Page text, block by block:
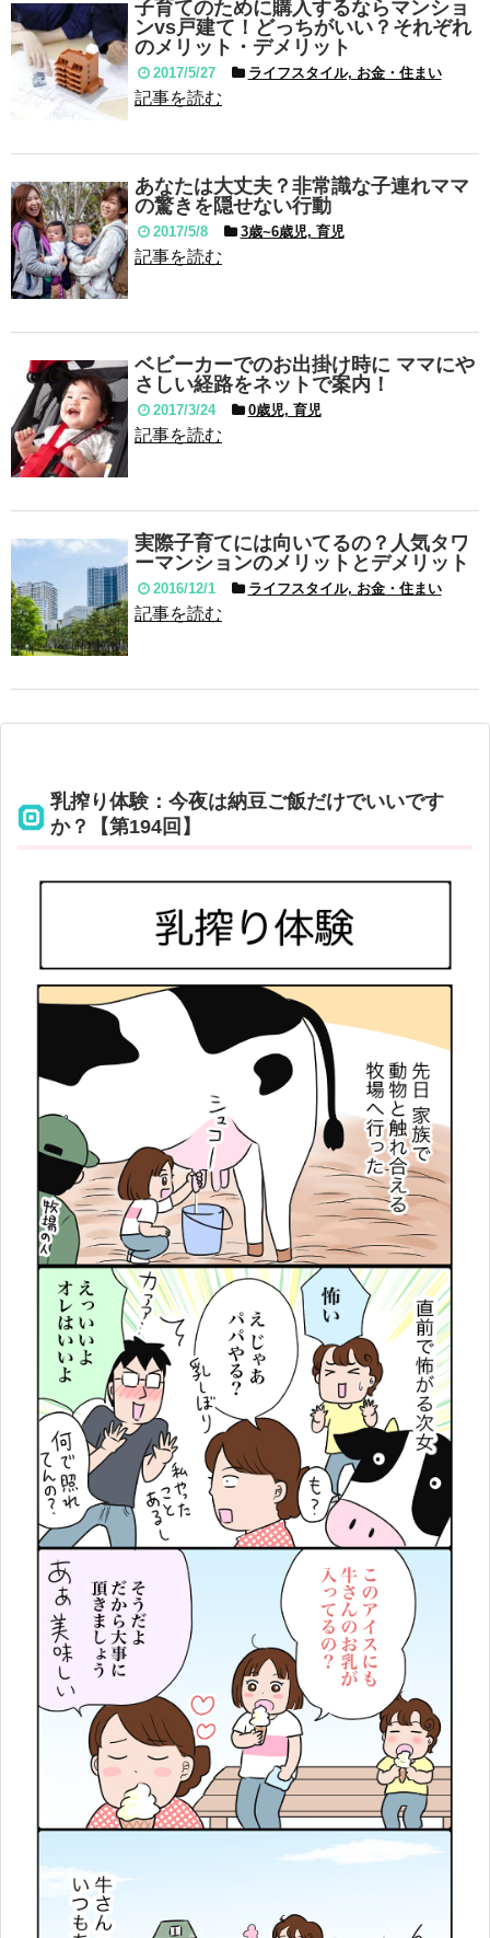
子育てのために購入するならマンショ
ンvs戸建て！どっちがいい？それぞれ
のメリット・デメリット
2017/5/27 ライフスタイル, お金・住まい
記事を読む
あなたは大丈夫？非常識な子連れママ
の驚きを隠せない行動
2017/5/8 3歳~6歳児, 育児
記事を読む
ベビーカーでのお出掛け時に ママにや
さしい経路をネットで案内！
2017/3/24 0歳児, 育児
記事を読む
実際子育てには向いてるの？人気タワ
ーマンションのメリットとデメリット
2016/12/1 ライフスタイル, お金・住まい
記事を読む
乳搾り体験：今夜は納豆ご飯だけでいいです
か？【第194回】